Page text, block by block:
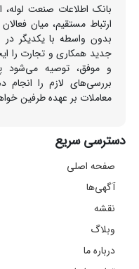
بانک اطلاعات صنعت لوله،
ارتباط مستقیم، میان
بدون واسطه با یکدیگر
جدید همکاری و تجارت را
و موفق، توصیه می‌شود
بررسی‌های لازم را انجام
معاملات بر عهده طرفین
دسترسی سریع
صفحه اصلی
آگهی‌ها
نقشه
وبلاگ
درباره ما